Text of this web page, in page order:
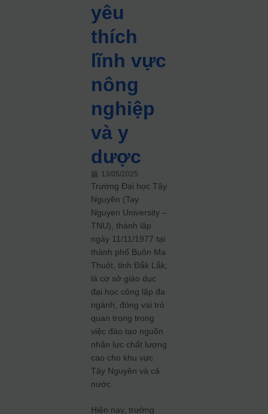
yêu
thích
lĩnh vực
nông
nghiệp
và y
dược
13/05/2025
Trường Đại học Tây
Nguyên (Tay
Nguyen University –
TNU), thành lập
ngày 11/11/1977 tại
thành phố Buôn Ma
Thuột, tỉnh Đắk Lắk,
là cơ sở giáo dục
đại học công lập đa
ngành, đóng vai trò
quan trọng trong
việc đào tạo nguồn
nhân lực chất lượng
cao cho khu vực
Tây Nguyên và cả
nước.
Hiện nay, trường